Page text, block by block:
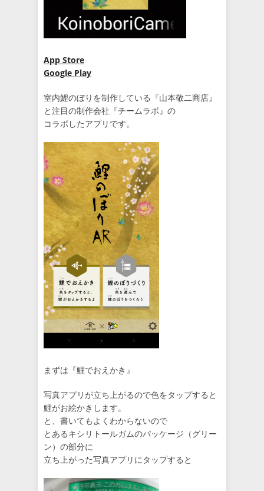
App Store
Google Play
室内鯉のぼりを制作している『山本敬二商店』
と注目の制作会社『チームラボ』の
コラボしたアプリです。
まずは『鯉でおえかき』
写真アプリが立ち上がるので色をタップすると
鯉がお絵かきします。
と、書いてもよくわからないので
とあるキシリトールガムのパッケージ（グリー
ン）の部分に
立ち上がった写真アプリにタップすると